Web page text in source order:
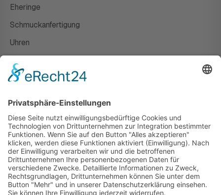
Eheringe
Schmuckanfertigung
Uhren
Susanne Steiger
Geschäfte
Newsletter
Kontakt